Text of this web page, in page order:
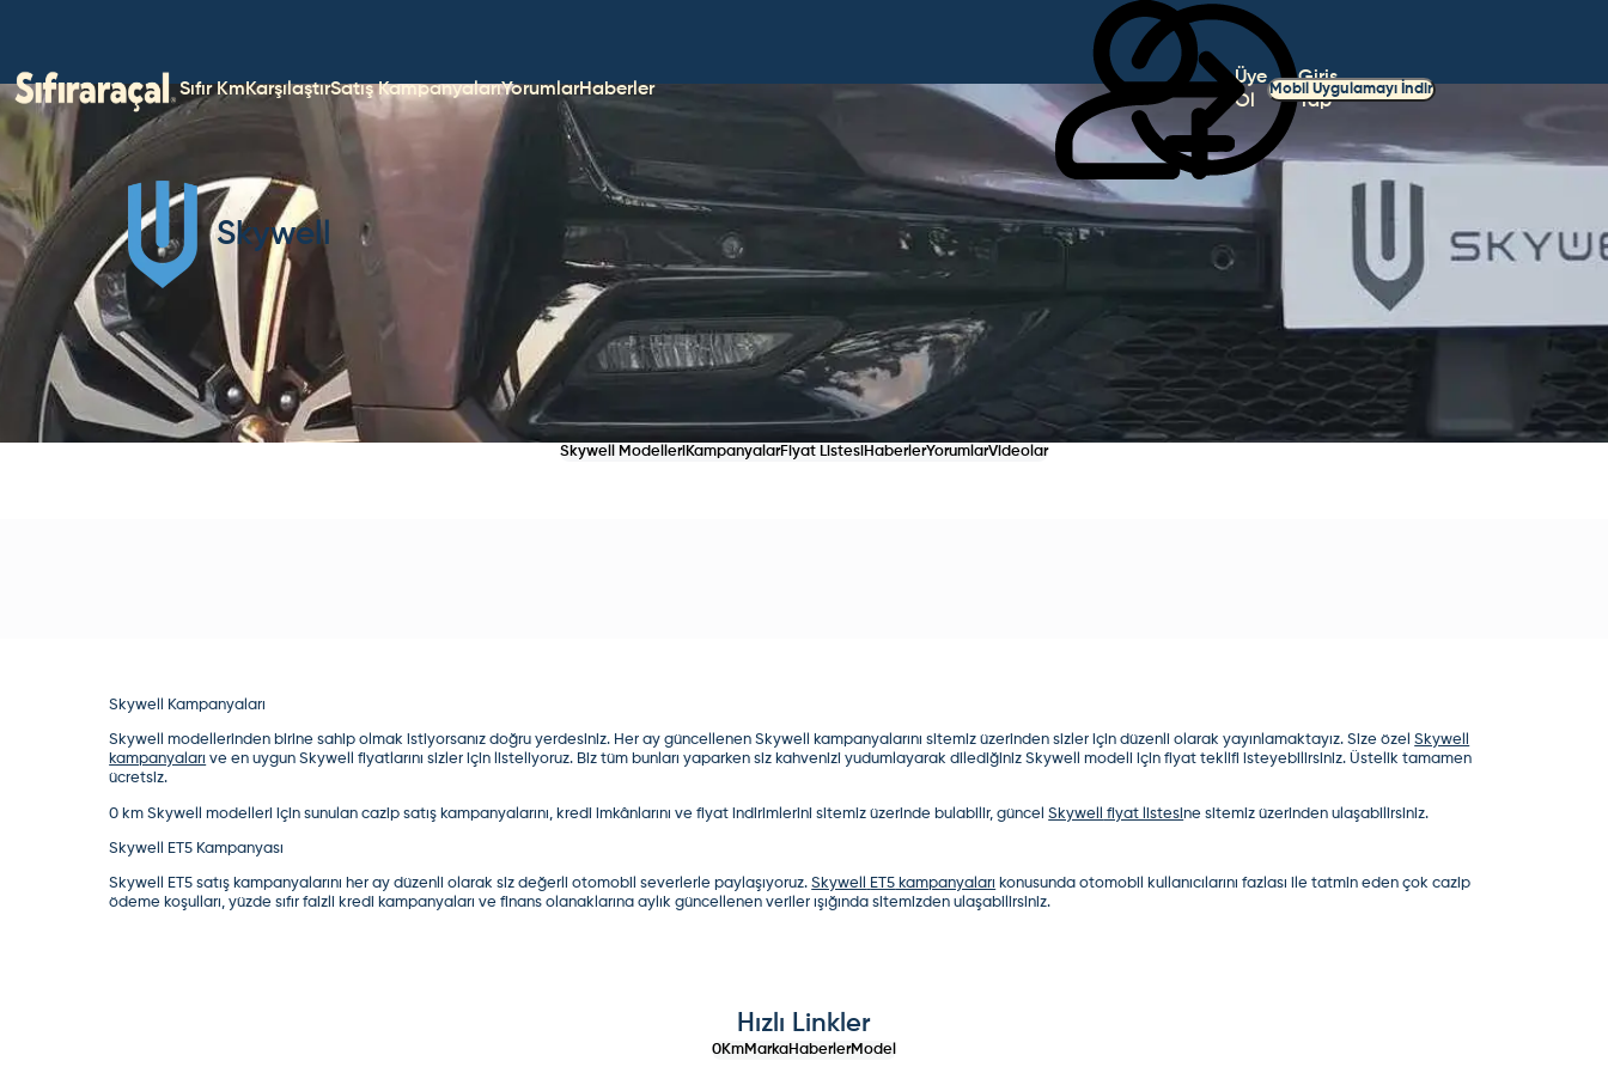
Sıfır KmKarşılaştırSatış KampanyalarıYorumlarHaberler
Üye
Ol
Giriş
Yap
Mobil Uygulamayı İndir
Skywell
Skywell Modelleri KampanyalarFiyat Listesi HaberlerYorumlarVideolar
Skywell Kampanyaları
Skywell modellerinden birine sahip olmak istiyorsanız doğru yerdesiniz. Her ay güncellenen Skywell kampanyalarını sitemiz üzerinden sizler için düzenli olarak yayınlamaktayız. Size özelSkywell
kampanyaları ve en uygunSkywell fiyatlarını sizler için listeliyoruz. Biz tüm bunları yaparken siz kahvenizi yudumlayarak dilediğiniz Skywell modeli için fiyat teklifi isteyebilirsiniz. Üstelik tamamen
ücretsiz.
0 kmSkywell modelleri için sunulan cazip satış kampanyalarını, kredi imkânlarını ve fiyat indirimlerini sitemiz üzerinde bulabilir, güncelSkywell fiyat listesine sitemiz üzerinden ulaşabilirsiniz.
Skywell ET5 Kampanyası
Skywell ET5 satış kampanyalarını her ay düzenli olarak siz değerli otomobil severlerle paylaşıyoruz.Skywell ET5 kampanyaları konusunda otomobil kullanıcılarını fazlası ile tatmin eden çok cazip
ödeme koşulları, yüzde sıfır faizli kredi kampanyaları ve finans olanaklarına aylık güncellenen veriler ışığında sitemizden ulaşabilirsiniz.
Hızlı Linkler
0KmMarkaHaberlerModel